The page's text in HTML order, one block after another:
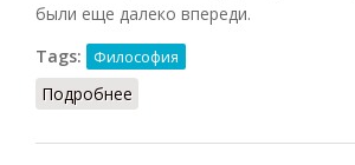
были еще далеко впереди.
Tags:
Философия
Подробнее